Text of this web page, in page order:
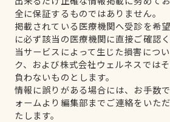
全に保証するものではありません。
掲載されている医療機関へ受診を希
に必ず該当の医療機関に直接ご確認く
当サービスによって生じた損害につ
ク、および株式会社ウェルネスでは
負わないものとします。
情報に誤りがある場合には、お手数
ォームより編集部までご連絡をいた
たします。